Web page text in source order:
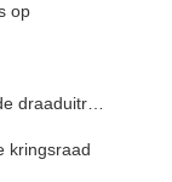
op
draaduitrusting
kringsraad